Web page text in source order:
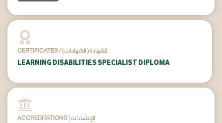
CERTIFICATES / ( الشهادات ) الشهادة
LEARNING DISABILITIES SPECIALIST DIPLOMA
ACCREDITATIONS | الإعتمادات